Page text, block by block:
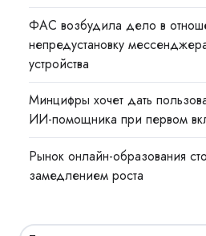
ФАС возбудила дело в
непредустановку
устройства
Минцифры хочет дать
ИИ-помощника при первом
Рынок онлайн-образования
замедлением роста